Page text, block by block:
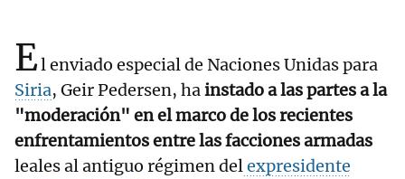
El enviado especial de Naciones Unidas para
Siria, Geir Pedersen, hainstado a las partes a la
"moderación" en el marco de los recientes
enfrentamientos entre las facciones armadas
leales al antiguo régimen delexpresidente